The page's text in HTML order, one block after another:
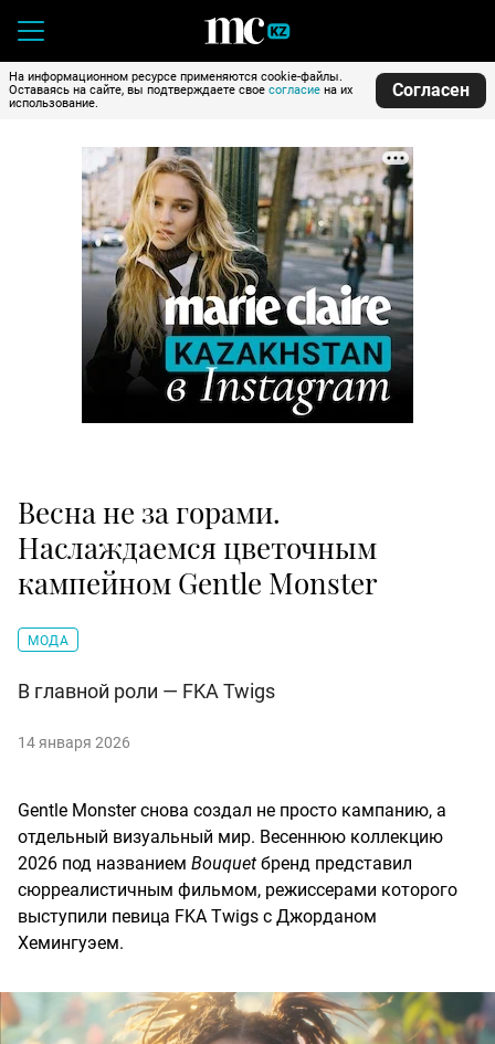
На информационном ресурсе применяются cookie-файлы.
Оставаясь на сайте, вы подтверждаете свое согласие на их
использование.
Согласен
Весна не за горами.
Наслаждаемся цветочным
кампейном Gentle Monster
МОДА
В главной роли — FKA Twigs
14 января 2026
Gentle Monster снова создал не просто кампанию, а
отдельный визуальный мир. Весеннюю коллекцию
2026 под названием Bouquet бренд представил
сюрреалистичным фильмом, режиссерами которого
выступили певица FKA Twigs с Джорданом
Хемингуэем.